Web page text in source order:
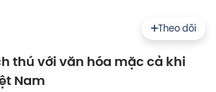
Theo dõi
thú với văn hóa mặc cả khi
Nam